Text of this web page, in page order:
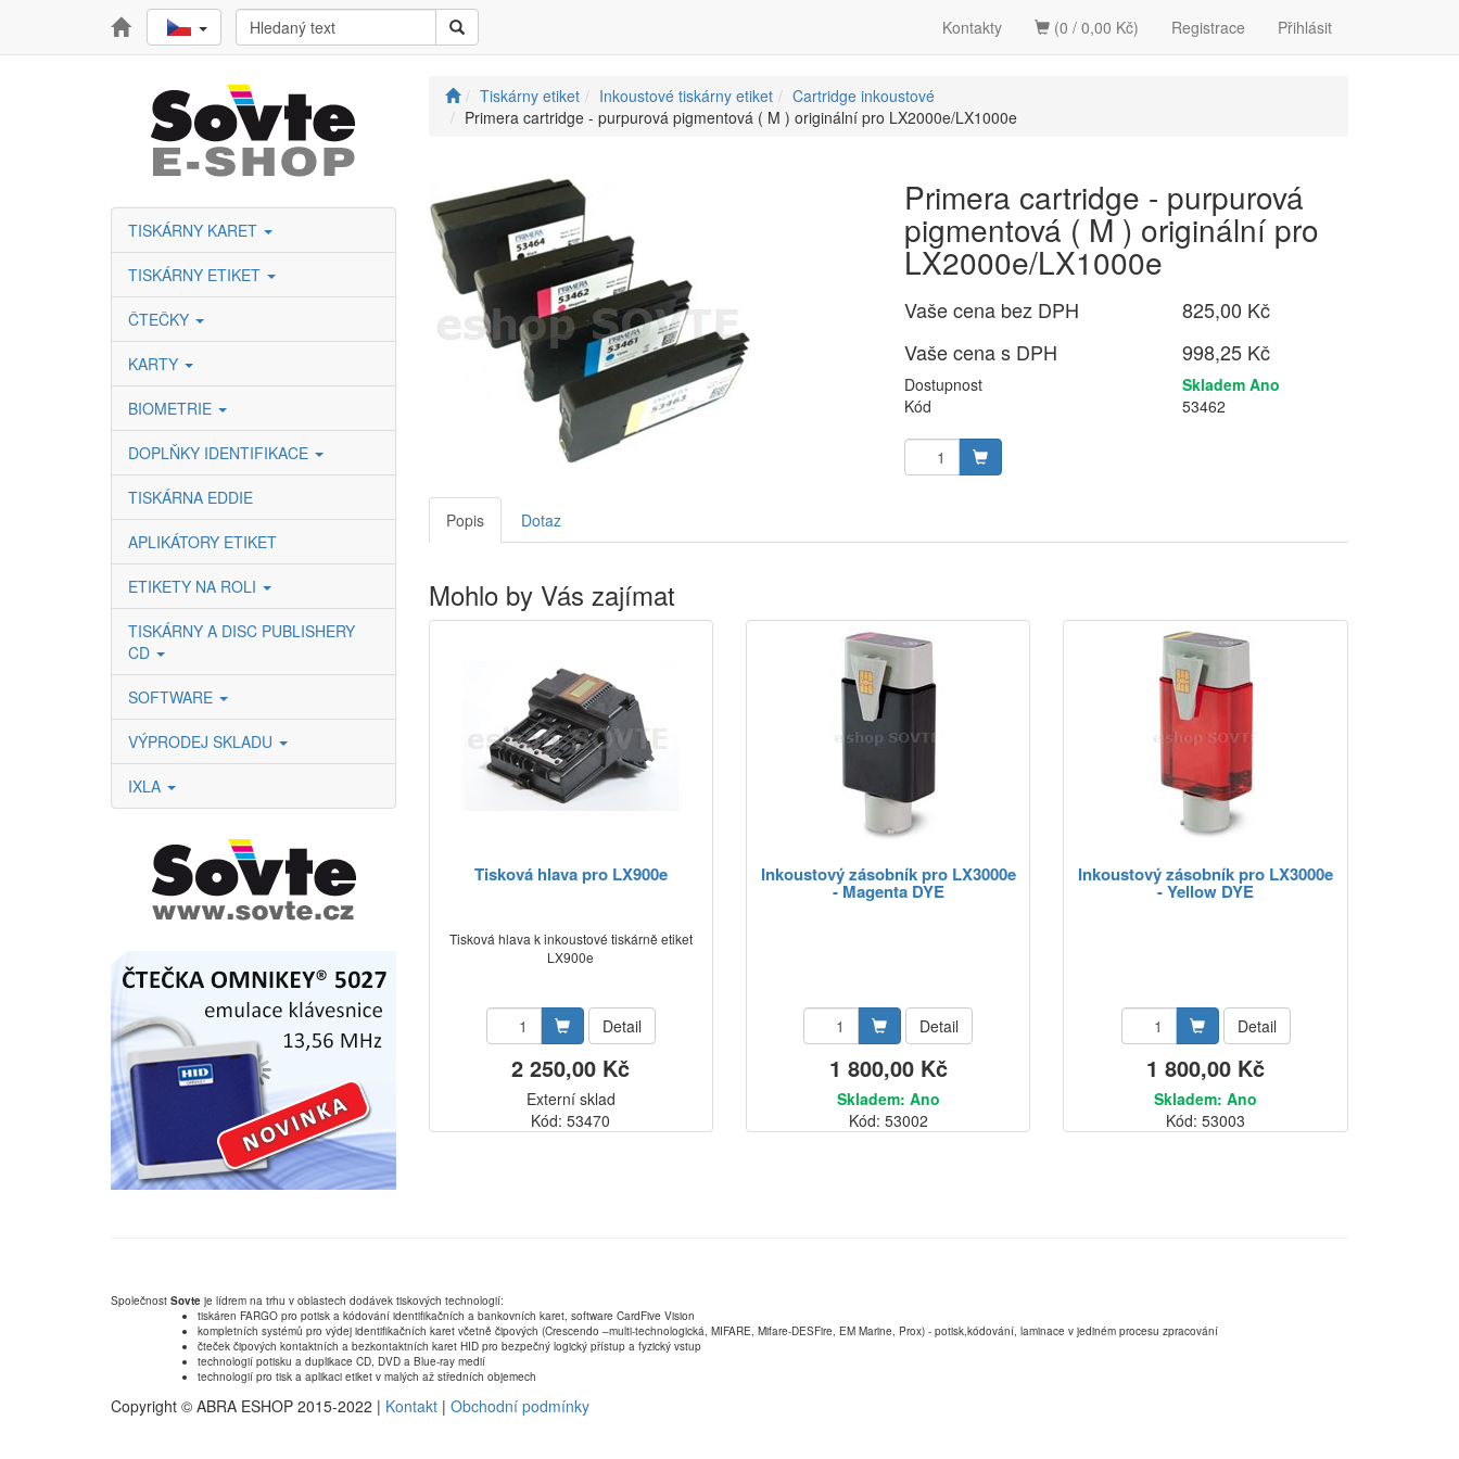
Registrace Přihlásit
Kontakty (0 / 0,00 Kč)
TISKÁRNY KARET
TISKÁRNY ETIKET
ČTEČKY
KARTY
BIOMETRIE
DOPLŇKY IDENTIFIKACE
TISKÁRNA EDDIE
APLIKÁTORY ETIKET
ETIKETY NA ROLI
TISKÁRNY A DISC PUBLISHERY
CD
SOFTWARE
VÝPRODEJ SKLADU
IXLA
Tiskárny etiket Inkoustové tiskárny etiket
Cartridge inkoustové
Primera cartridge - purpurová pigmentová ( M ) originální pro LX2000e/LX1000e
Primera cartridge - purpurová
pigmentová ( M ) originální pro
LX2000e/LX1000e
Vaše cena bez DPH
825,00 Kč
Vaše cena s DPH
998,25 Kč
Dostupnost
Skladem Ano
Kód
53462
Popis Dotaz
Mohlo by Vás zajímat
Tisková hlava pro LX900e
Tisková hlava k inkoustové tiskárně etiket
LX900e
Detail
2 250,00 Kč
Externí sklad
Kód: 53470
Inkoustový zásobník pro LX3000e
- Magenta DYE
Detail
1 800,00 Kč
Skladem: Ano
Kód: 53002
Inkoustový zásobník pro LX3000e
- Yellow DYE
Detail
1 800,00 Kč
Skladem: Ano
Kód: 53003
Společnost Sovte je lídrem na trhu v oblastech dodávek tiskových technologií:
tiskáren FARGO pro potisk a kódování identifikačních a bankovních karet, software CardFive Vision
kompletních systémů pro výdej identifikačních karet včetně čipových (Crescendo –multi-technologická, MIFARE, Mifare-DESFire, EM Marine, Prox) - potisk,kódování, laminace v jediném procesu zpracování
čteček čipových kontaktních a bezkontaktních karet HID pro bezpečný logický přístup a fyzický vstup
technologií potisku a duplikace CD, DVD a Blue-ray medií
technologií pro tisk a aplikaci etiket v malých až středních objemech
Copyright © ABRA ESHOP 2015-2022 | Kontakt | Obchodní podmínky